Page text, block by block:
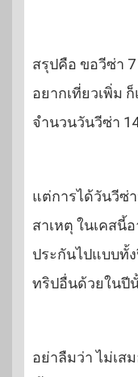
สรุปคือ ขอวีซ่า 7
อยากเที่ยวเพิ่ม
จำนวนวันวีซ่า
แต่การได้วันวีซ่
สาเหตุ ในเคสนี้
ประกันไปแบบทั้
ทริปอื่นด้วยในปี
อย่าลืมว่า ไม่เส